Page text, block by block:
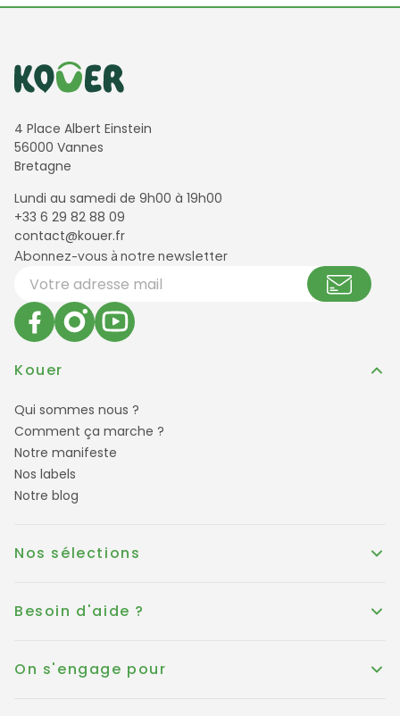
Informations de contact
4 Place Albert Einstein
56000 Vannes
Bretagne
Lundi au samedi de 9h00 à 19h00
+33 6 29 82 88 09
contact@kouer.fr
Newsletter et réseaux sociaux
Abonnez-vous à notre newsletter
Votre adresse email
Kouer
Qui sommes nous ?
Comment ça marche ?
Notre manifeste
Nos labels
Notre blog
Nos sélections
Besoin d'aide ?
On s'engage pour